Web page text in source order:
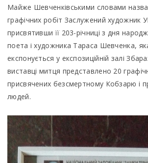
Майже Шевченківськими словами
графічних робіт Заслужений художник
присвятивши її 203-річниці з дня
поета і художника Тараса Шевченка,
експонується у експозиційній залі
виставці митця представлено 20
присвячених безсмертному Кобзарю і
людей.